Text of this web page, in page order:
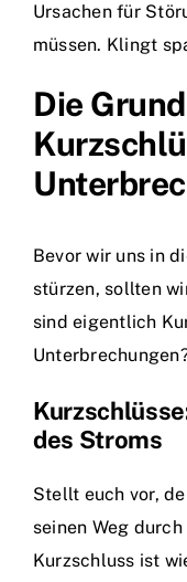
Ursachen für
müssen. Klingt
Die
Bevor wir uns in
stürzen, sollten
sind eigentlich
des Stroms
Stellt euch vor,
seinen Weg
Kurzschluss ist